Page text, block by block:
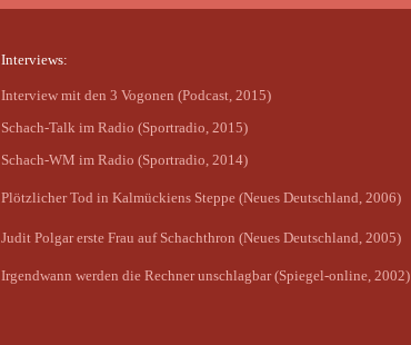
Interviews:
Interview mit den 3 Vogonen (Podcast, 2015)
Schach-Talk im Radio (Sportradio, 2015)
Schach-WM im Radio (Sportradio, 2014)
Plötzlicher Tod in Kalmückiens Steppe (Neues Deutschland, 2006)
Judit Polgar erste Frau auf Schachthron (Neues Deutschland, 2005)
Irgendwann werden die Rechner unschlagbar (Spiegel-online, 2002)